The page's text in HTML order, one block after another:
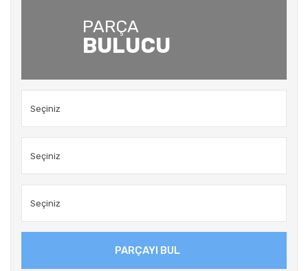
PARÇA
BULUCU
PARÇAYI BUL